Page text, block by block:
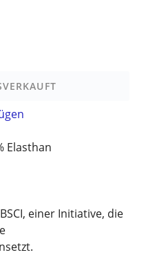
Elasthan
einer Initiative, die